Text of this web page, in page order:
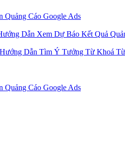
Quảng Cáo Google Ads
Dẫn Xem Dự Báo Kết Quả
Dẫn Tìm Ý Tưởng Từ Khoá
Quảng Cáo Google Ads